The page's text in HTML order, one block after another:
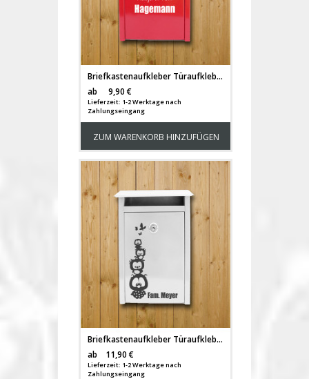
Briefkastenaufkleber Türaufkleber Vornamen und Familiennamen M1053
ab
9,90 €
Lieferzeit: 1-2 Werktage nach
Zahlungseingang
ZUM WARENKORB HINZUFÜGEN
Briefkastenaufkleber Türaufkleber Eulenbande mit Familiennamen M1058
ab
11,90 €
Lieferzeit: 1-2 Werktage nach
Zahlungseingang